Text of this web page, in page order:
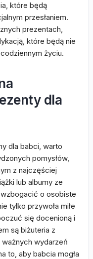
które będą
przesłaniem.
prezentach,
które będą nie
życiu.
dla
dla babci, warto
pomysłów,
z najczęściej
lub albumy ze
o osobiste
tylko przywoła miłe
się docenioną i
są biżuteria z
wydarzeń
to, aby babcia mogła